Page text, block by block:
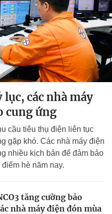
các nhà máy
cung ứng
cầu tiêu thụ điện liên tục
gặp khó. Các nhà máy điện
nhiều kịch bản để đảm bảo
hè năm nay.
tăng cường bảo
nhà máy điện đón mùa